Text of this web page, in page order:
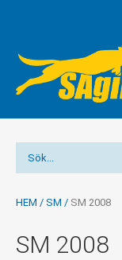
HEM / SM / SM 2008
SM 2008